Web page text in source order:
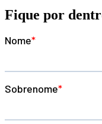
Fique por